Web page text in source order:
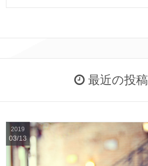
最近の投稿
2019
03/13